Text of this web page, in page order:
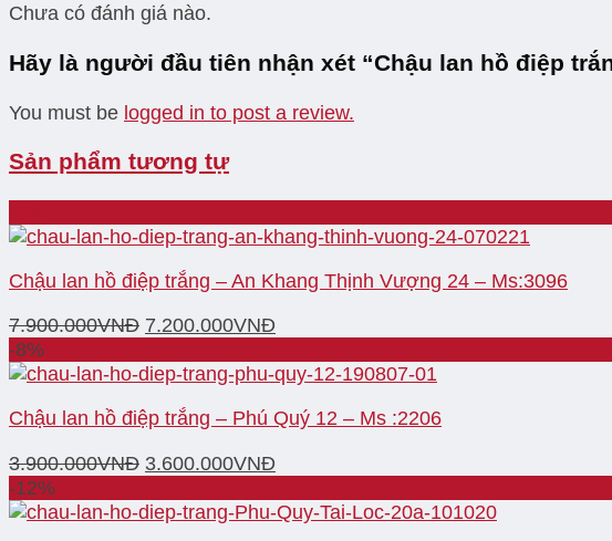
Chưa có đánh giá nào.
Hãy là người đầu tiên nhận xét “Chậu lan hồ điệp
You must be logged in to post a review.
Sản phẩm tương tự
Chậu lan hồ điệp trắng – An Khang Thịnh Vượng 24 – Ms:3096
7.900.000VNĐ 7.200.000VNĐ
-8%
Chậu lan hồ điệp trắng – Phú Quý 12 – Ms :2206
3.900.000VNĐ 3.600.000VNĐ
-12%